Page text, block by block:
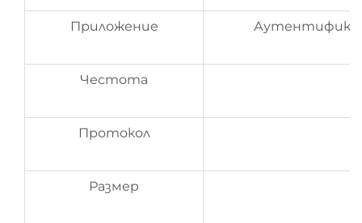
Приложение
Честота
Протокол
Размер